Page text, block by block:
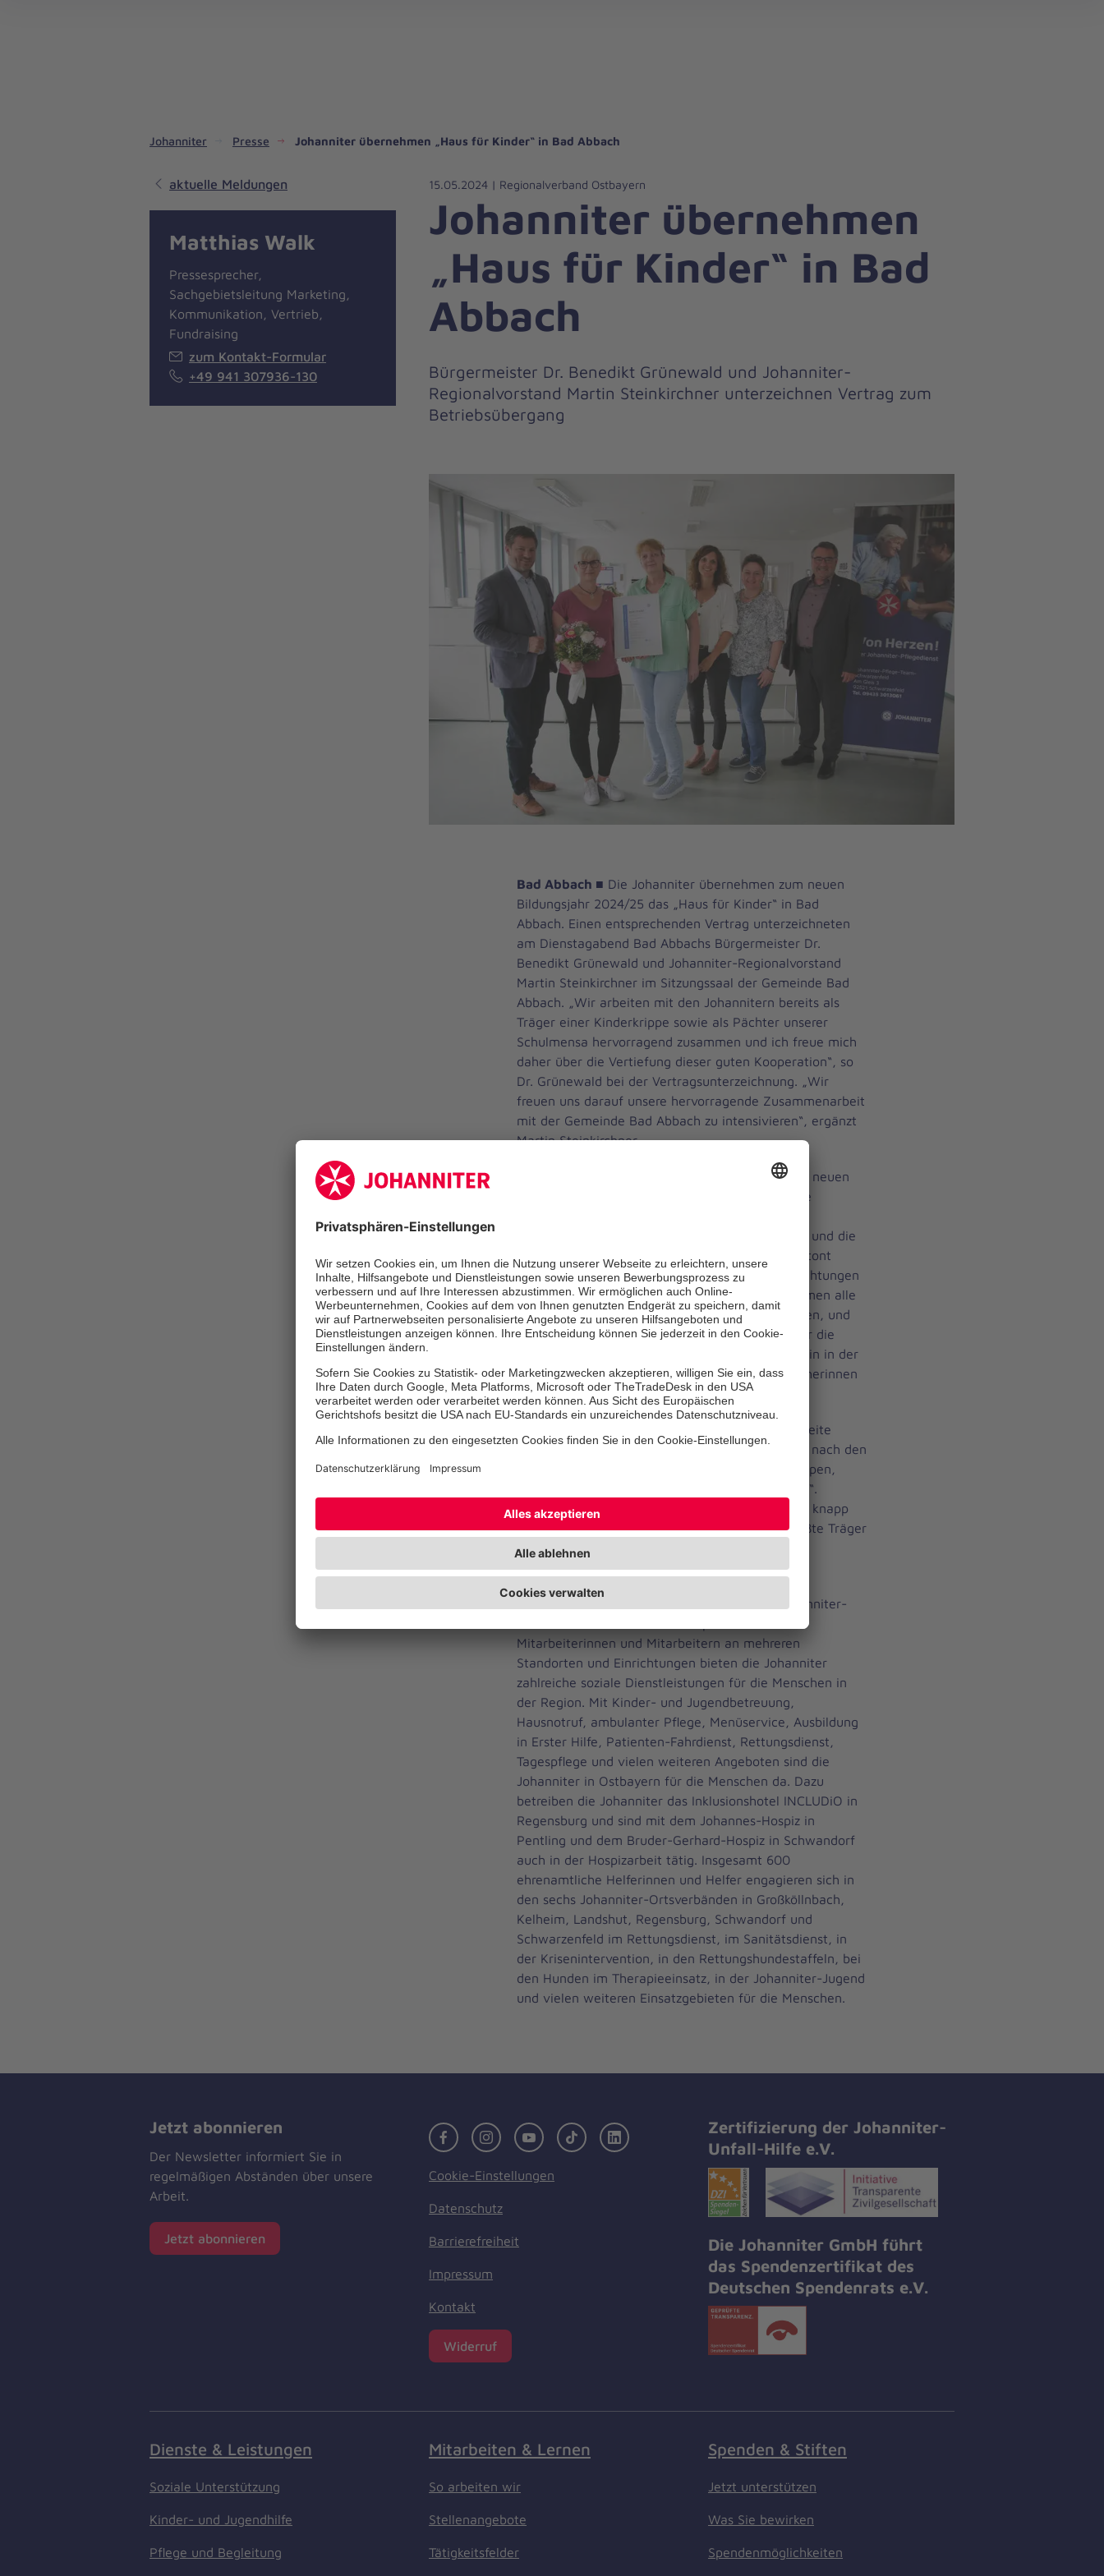
Johanniter Presse Johanniter übernehmen „Haus für Kinder“ in Bad Abbach
15.05.2024 | Regionalverband Ostbayern
Johanniter übernehmen
„Haus für Kinder“ in Bad
Abbach
Bürgermeister Dr. Benedikt Grünewald und Johanniter-
Regionalvorstand Martin Steinkirchner unterzeichnen Vertrag zum
Betriebsübergang
Bad Abbach ■ Die Johanniter übernehmen zum neuen
Bildungsjahr 2024/25 das „Haus für Kinder“ in Bad
Abbach. Einen entsprechenden Vertrag unterzeichneten
am Dienstagabend Bad Abbachs Bürgermeister Dr.
Benedikt Grünewald und Johanniter-Regionalvorstand
Martin Steinkirchner im Sitzungssaal der Gemeinde Bad
Abbach. „Wir arbeiten mit den Johannitern bereits als
Träger einer Kinderkrippe sowie als Pächter unserer
Schulmensa hervorragend zusammen und ich freue mich
daher über die Vertiefung dieser guten Kooperation“, so
Dr. Grünewald bei der Vertragsunterzeichnung. „Wir
freuen uns darauf unsere hervorragende Zusammenarbeit
mit der Gemeinde Bad Abbach zu intensivieren“, ergänzt
Martin Steinkirchner.
Das „Haus für Kinder“ wurde 2018 eröffnet. Zum neuen
Bildungsjahr übernehmen jetzt die Johanniter die
Kindergartengruppen. „Für die Eltern, die Kinder und die
Beschäftigten ändert sich erstmal nicht viel“, betont
Sylvia Meyer, Sachgebietsleitung für Kindereinrichtungen
bei den Johannitern in Ostbayern. „Wir übernehmen alle
Mitarbeiterinnen und Mitarbeiter, die das möchten, und
führen das Haus in der jetzigen Form weiter.“ Für die
Eltern und Kinder bedeutet das, dass sie weiterhin in der
gewohnten Umgebung von den vertrauten Erzieherinnen
und Erziehern betreut werden.
Das „Haus für Kinder“ wird ab September die zweite
Kindereinrichtung der Johanniter in Bad Abbach, nach den
„Turmwichteln“, einer Kinderkrippe mit vier Gruppen,
direkt in der Nachbarschaft des „Haus für Kinder“.
Insgesamt betreiben die Johanniter in Ostbayern knapp
200 Kindereinrichtungen und sind damit der größte Träger
von Kindereinrichtungen in Ostbayern.
Der Regionalverband Ostbayern ist Teil der Johanniter-
Mitarbeiterinnen und Mitarbeitern an mehreren
Standorten und Einrichtungen bieten die Johanniter
zahlreiche soziale Dienstleistungen für die Menschen in
der Region. Mit Kinder- und Jugendbetreuung,
Hausnotruf, ambulanter Pflege, Menüservice, Ausbildung
in Erster Hilfe, Patienten-Fahrdienst, Rettungsdienst,
Tagespflege und vielen weiteren Angeboten sind die
Johanniter in Ostbayern für die Menschen da. Dazu
betreiben die Johanniter das Inklusionshotel INCLUDiO in
Regensburg und sind mit dem Johannes-Hospiz in
Pentling und dem Bruder-Gerhard-Hospiz in Schwandorf
auch in der Hospizarbeit tätig. Insgesamt 600
ehrenamtliche Helferinnen und Helfer engagieren sich in
den sechs Johanniter-Ortsverbänden in Großköllnbach,
Kelheim, Landshut, Regensburg, Schwandorf und
Schwarzenfeld im Rettungsdienst, im Sanitätsdienst, in
der Krisenintervention, in den Rettungshundestaffeln, bei
den Hunden im Therapieeinsatz, in der Johanniter-Jugend
und vielen weiteren Einsatzgebieten für die Menschen.
aktuelle Meldungen
Matthias Walk
Pressesprecher,
Sachgebietsleitung Marketing,
Kommunikation, Vertrieb,
Fundraising
zum Kontakt-Formular
+49 941 307936-130
Jetzt abonnieren
Der Newsletter informiert Sie in
regelmäßigen Abständen über unsere
Arbeit.
Jetzt abonnieren
FacebookInstagramYoutubeTikTok LinkedIn
Cookie-Einstellungen
Datenschutz
Barrierefreiheit
Impressum
Kontakt
Widerruf
Zertifizierung der Johanniter-
Unfall-Hilfe e.V.
Die Johanniter GmbH führt
das Spendenzertifikat des
Deutschen Spendenrats e.V.
Dienste & Leistungen
Soziale Unterstützung
Kinder- und Jugendhilfe
Pflege und Begleitung
Mitarbeiten & Lernen
So arbeiten wir
Stellenangebote
Tätigkeitsfelder
Spenden & Stiften
Jetzt unterstützen
Was Sie bewirken
Spendenmöglichkeiten